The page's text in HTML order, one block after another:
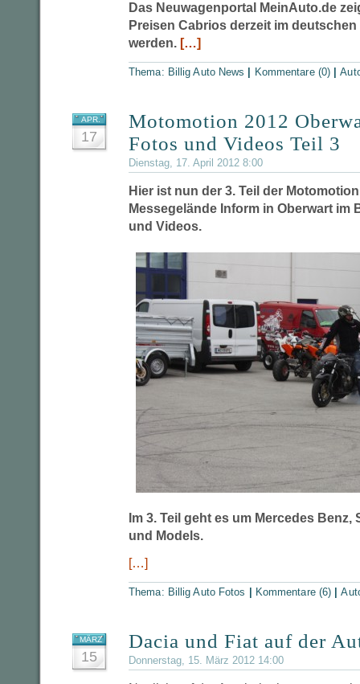
Das Neuwagenportal MeinAuto.de
Preisen Cabrios derzeit im
werden. […]
Thema: Billig Auto News Kommentare (0) |
APR.
17
Motomotion 2012
Fotos und Videos Teil 3
Dienstag, 17. April 2012 8:00
Hier ist nun der 3. Teil der
Messegelände Inform in Oberwart im
und Videos.
Im 3. Teil geht es um Mercedes
und Models.
[…]
Thema: Billig Auto Fotos Kommentare (6) |
MÄRZ
15
Dacia und Fiat auf der
Donnerstag, 15. März 2012 14:00